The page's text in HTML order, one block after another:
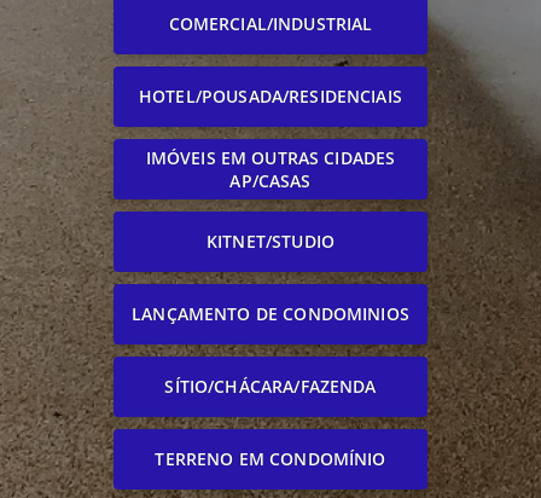
COMERCIAL/INDUSTRIAL
HOTEL/POUSADA/RESIDENCIAIS
IMÓVEIS EM OUTRAS CIDADES
AP/CASAS
KITNET/STUDIO
LANÇAMENTO DE CONDOMINIOS
SÍTIO/CHÁCARA/FAZENDA
TERRENO EM CONDOMÍNIO